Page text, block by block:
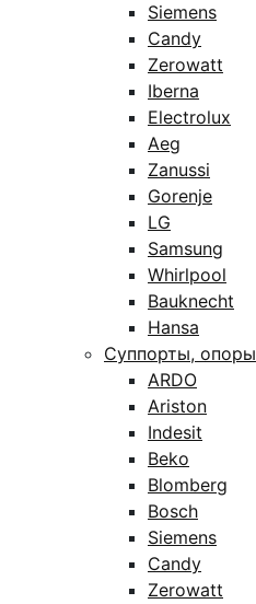
Siemens
Candy
Zerowatt
Iberna
Electrolux
Aeg
Zanussi
Gorenje
LG
Samsung
Whirlpool
Bauknecht
Hansa
Суппорты, опоры
ARDO
Ariston
Indesit
Beko
Blomberg
Bosch
Siemens
Candy
Zerowatt